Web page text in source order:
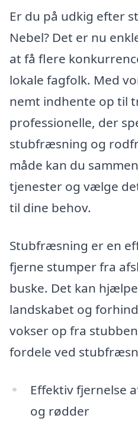
Er du på udkig efter
Nebel? Det er nu
at få flere
lokale fagfolk. Med
nemt indhente op til
professionelle, der
stubfræsning og
måde kan du
tjenester og vælge
til dine behov.
Stubfræsning er en
fjerne stumper fra
buske. Det kan
landskabet og
vokser op fra
fordele ved
Effektiv fjernelse
og rødder